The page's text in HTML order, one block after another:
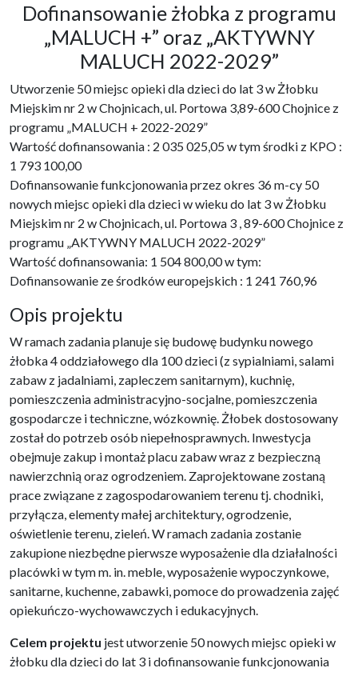
Dofinansowanie żłobka z programu
„MALUCH +” oraz „AKTYWNY
MALUCH 2022-2029”
Utworzenie 50 miejsc opieki dla dzieci do lat 3 w Żłobku
Miejskim nr 2 w Chojnicach, ul. Portowa 3,89-600 Chojnice z
programu „MALUCH + 2022-2029”
Wartość dofinansowania : 2 035 025,05 w tym środki z KPO :
1 793 100,00
Dofinansowanie funkcjonowania przez okres 36 m-cy 50
nowych miejsc opieki dla dzieci w wieku do lat 3 w Żłobku
Miejskim nr 2 w Chojnicach, ul. Portowa 3 , 89-600 Chojnice z
programu „AKTYWNY MALUCH 2022-2029”
Wartość dofinansowania: 1 504 800,00 w tym:
Dofinansowanie ze środków europejskich : 1 241 760,96
Opis projektu
W ramach zadania planuje się budowę budynku nowego
żłobka 4 oddziałowego dla 100 dzieci (z sypialniami, salami
zabaw z jadalniami, zapleczem sanitarnym), kuchnię,
pomieszczenia administracyjno-socjalne, pomieszczenia
gospodarcze i techniczne, wózkownię. Żłobek dostosowany
został do potrzeb osób niepełnosprawnych. Inwestycja
obejmuje zakup i montaż placu zabaw wraz z bezpieczną
nawierzchnią oraz ogrodzeniem. Zaprojektowane zostaną
prace związane z zagospodarowaniem terenu tj. chodniki,
przyłącza, elementy małej architektury, ogrodzenie,
oświetlenie terenu, zieleń. W ramach zadania zostanie
zakupione niezbędne pierwsze wyposażenie dla działalności
placówki w tym m. in. meble, wyposażenie wypoczynkowe,
sanitarne, kuchenne, zabawki, pomoce do prowadzenia zajęć
opiekuńczo-wychowawczych i edukacyjnych.
Celem projektu jest utworzenie 50 nowych miejsc opieki w
żłobku dla dzieci do lat 3 i dofinansowanie funkcjonowania